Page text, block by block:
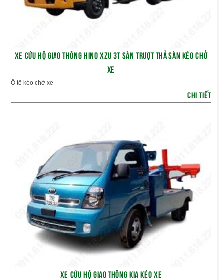
XE CỨU HỘ GIAO THÔNG HINO XZU 3T SÀN TRƯỢT THẢ SÀN KÉO CHỞ
XE
Ô tô kéo chở xe
CHI TIẾT
XE CỨU HỘ GIAO THÔNG KIA KÉO XE